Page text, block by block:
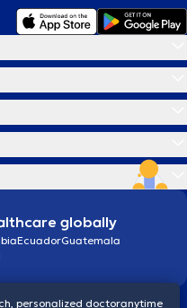
globally
EcuadorGuatemala
personalized doctoranytime